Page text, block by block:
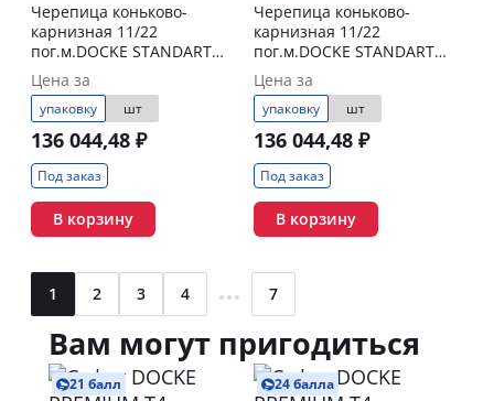
Черепица коньково-
карнизная 11/22
пог.м.DOCKE STANDART
Серый
Цена за
упаковку шт
136 044,48 ₽
Под заказ
В корзину
Черепица коньково-
карнизная 11/22
пог.м.DOCKE STANDART
Коричневый
Цена за
упаковку шт
136 044,48 ₽
Под заказ
В корзину
1 2 3 4 ... 7
Вам могут пригодиться
21 балл 24 балла